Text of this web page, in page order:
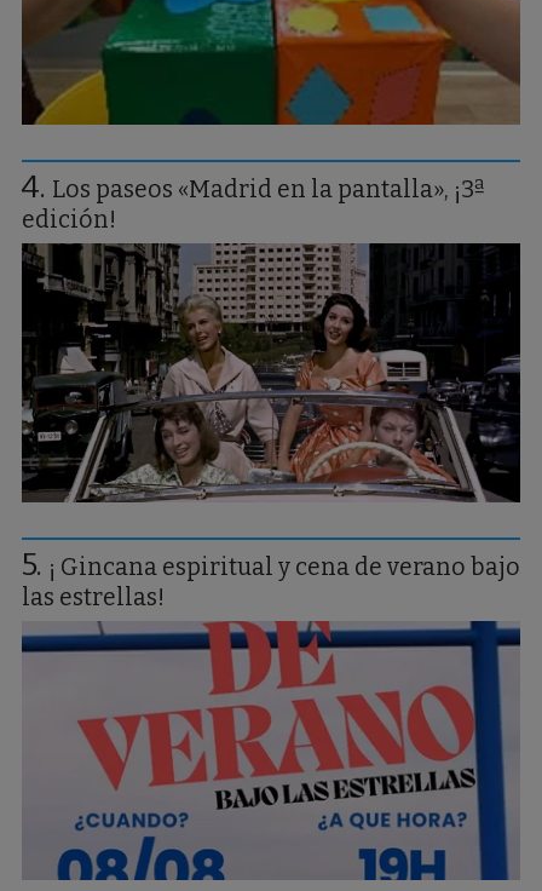
Los paseos «Madrid en la pantalla», ¡3ª
edición!
¡ Gincana espiritual y cena de verano bajo
las estrellas!